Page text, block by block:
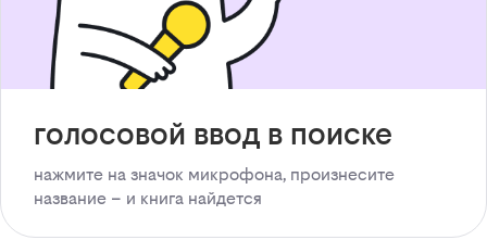
голосовой ввод в поиске
нажмите на значок микрофона, произнесите
название – и книга найдется